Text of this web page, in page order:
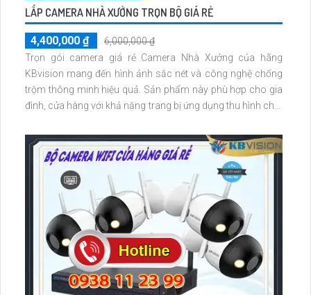
LẮP CAMERA NHÀ XƯỞNG TRỌN BỘ GIÁ RẺ
4,400,000 ₫
6,000,000 ₫
Trọn gói camera giá rẻ Camera Nhà Xưởng của hãng
KBvision mang đến hình ảnh sắc nét và công nghệ chống
trộm thông minh hiệu quả. Sản phẩm này phù hợp cho gia
đình, cửa hàng với khả năng trang bị ứng dụng thu hình chất